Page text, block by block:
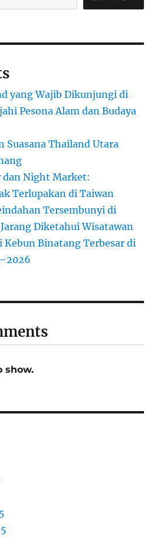
yang Wajib Dikunjungi di
Pesona Alam dan Budaya
Suasana Thailand Utara
dan Night Market:
Terlupakan di Taiwan
Tersembunyi di
Diketahui Wisatawan
Kebun Binatang Terbesar di
show.